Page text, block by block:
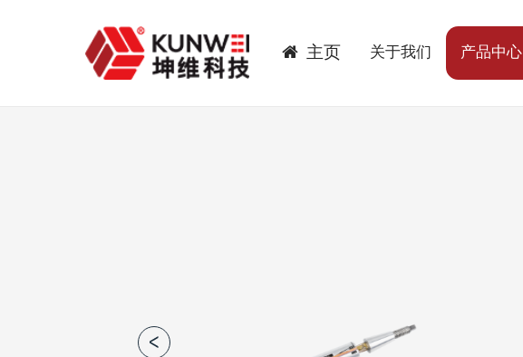
产品中心
关于我们
主页